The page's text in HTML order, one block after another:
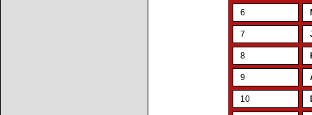
6
7
8
9
10